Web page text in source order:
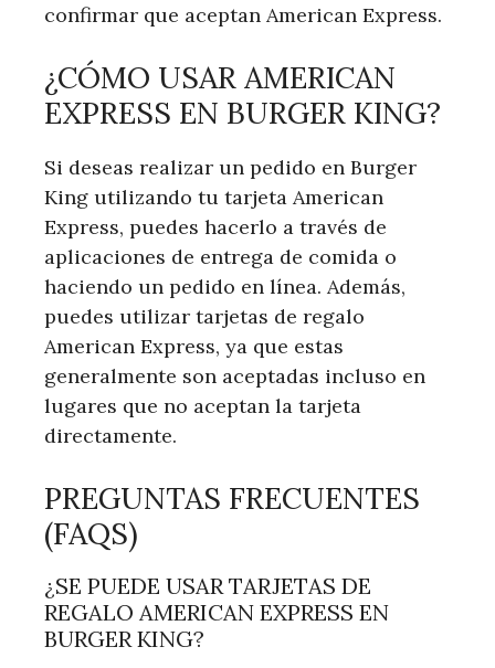
confirmar que aceptan American Express.
¿CÓMO USAR AMERICAN
EXPRESS EN BURGER KING?
Si ⁣deseas realizar un ⁢pedido en Burger
King utilizando tu tarjeta American
Express, puedes hacerlo a través de
aplicaciones de entrega de comida o
haciendo un pedido en línea. Además,
puedes utilizar⁢ tarjetas de regalo
American Express, ya que estas
generalmente son ‌aceptadas incluso en
lugares que no aceptan la tarjeta
directamente.
PREGUNTAS FRECUENTES
(FAQS)
¿SE PUEDE USAR TARJETAS DE
⁤REGALO AMERICAN EXPRESS EN
BURGER KING?